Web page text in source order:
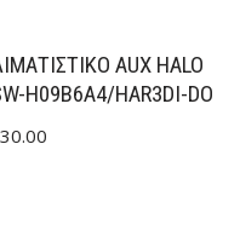
AUX HALO
H09B6A4/HAR3DI-DO